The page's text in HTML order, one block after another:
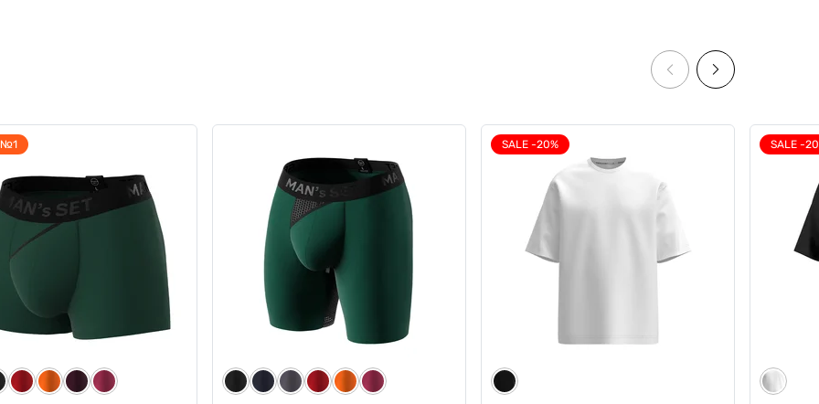
Treats" 2 шт
грн
1949 грн
Комплект спортивної білизни з
лонгсліву та шортів, Anatomic
Balance All-Season
4148 грн
3775 грн
Ціна для Club: 3526 грн
Комплект з футболки та кепки,
Cream Summer Kit, білий
2098 грн
1951 грн
№1 SALE -20% SALE -